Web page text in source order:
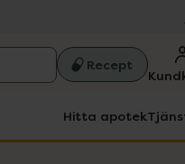
Recept
Hitta apotek